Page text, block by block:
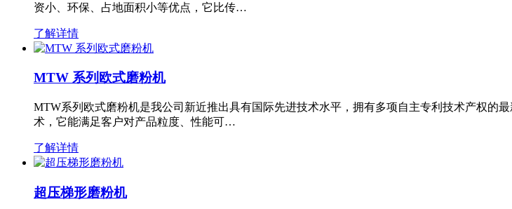
资小、环保、占地面积小等优点，它比传…
了解详情
MTW 系列欧式磨粉机
MTW系列欧式磨粉机是我公司新近推出具有国际先进技术水平，拥有多项自主专利技术产权
术，它能满足客户对产品粒度、性能可…
了解详情
超压梯形磨粉机